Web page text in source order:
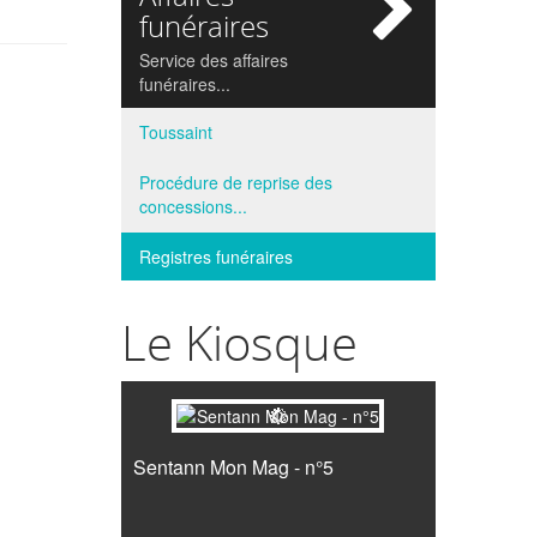
funéraires
Service des affaires
funéraires...
Toussaint
Procédure de reprise des
concessions...
Registres funéraires
Le Kiosque
Sentann Mon Mag - n°5